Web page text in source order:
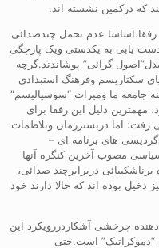
که درکمین نشسته اند.
عدم تحمل چندصدائی
یابی به یکدستی ویک پارچگی
گرائی” پوشاندند.گرچه
سکتاریسم وفرهنگ استبدادی
جامعه ما ومیراث “سوسیالیسم”
دلیل این رفقا برای
اما دربسترزمان وتلاطمات
های برنامه ای –
مصوب آخرین کنگره آنها
دربرابرچند صدائی،
بوده اند که حالا دارند خود
چرخشی آشکاردررویکرد این
است.حتی